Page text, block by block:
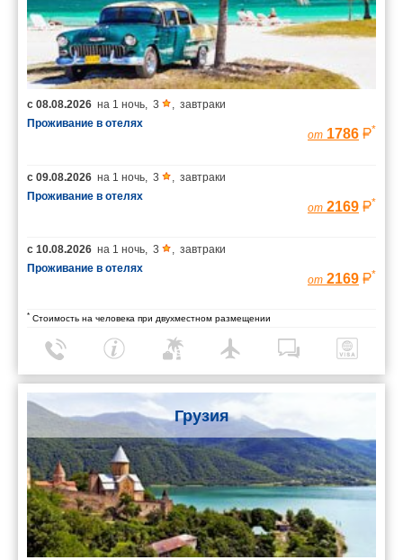
с 08.08.2026 на 1 ночь 3
завтраки
Проживание в отелях
от 1786 *
с 09.08.2026 на 1 ночь 3
завтраки
Проживание в отелях
от 2169 *
с 10.08.2026 на 1 ночь 3
завтраки
Проживание в отелях
от 2169 *
* Стоимость на человека при двухместном размещении
Грузия